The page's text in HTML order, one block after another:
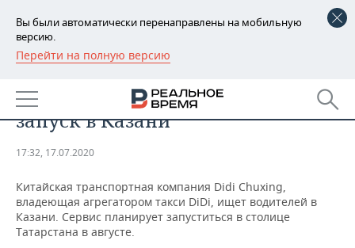
Вы были автоматически перенаправлены на мобильную
версию.
Перейти на полную версию
РЕГИОНЫ
БАШКОРТОСТАН
ТАТАРСТАН
НОВОСТИ
АНАЛИТИКА
ДЕКЛАРАЦИИ О ДОХОДАХ
КОРОЛИ ГОСЗАКАЗА ПФО
НОВОСТИ ЭКОНОМИКИ
ФИНАНСЫ
ПРОМЫШЛЕННОСТЬ
НОВОСТИ
НЕДВИЖИМОСТЬ
«Китайский Uber» планирует
запуск в Казани
17:32, 17.07.2020
Китайская транспортная компания Didi Chuxing,
владеющая агрегатором такси DiDi, ищет водителей в
Казани. Сервис планирует запуститься в столице
Татарстана в августе.